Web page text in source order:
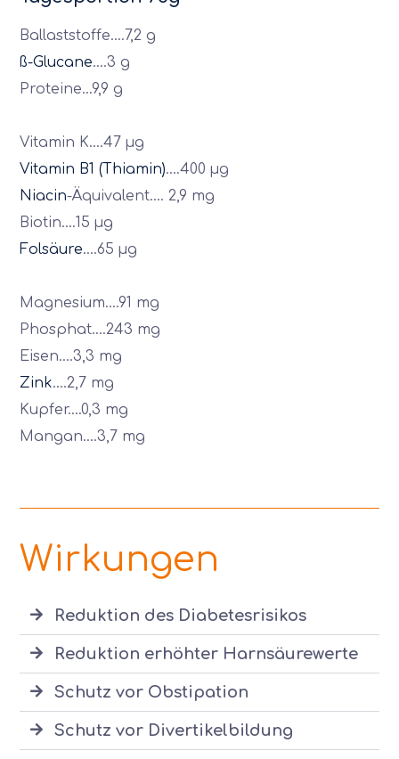
Ballaststoffe….7,2 g
ß-Glucane….3 g
Proteine…9,9 g
Vitamin K….47 µg
Vitamin B1 (Thiamin)….400 µg
Niacin-Äquivalent…. 2,9 mg
Biotin….15 µg
Folsäure….65 µg
Magnesium….91 mg
Phosphat….243 mg
Eisen….3,3 mg
Zink….2,7 mg
Kupfer….0,3 mg
Mangan….3,7 mg
Wirkungen
Reduktion des Diabetesrisikos
Reduktion erhöhter Harnsäurewerte
Schutz vor Obstipation
Schutz vor Divertikelbildung